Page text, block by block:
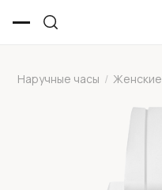
Наручные часы / Женские